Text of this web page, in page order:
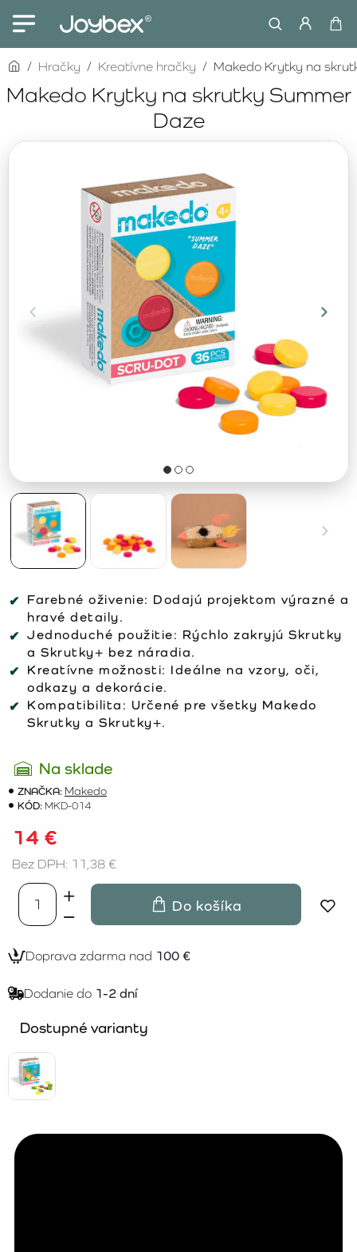
Makedo Krytky na skrutky Summer
Daze
homeHračky Kreatívne hračky Makedo Krytky na
Farebné oživenie: Dodajú projektom výrazné a
hravé detaily.
Jednoduché použitie: Rýchlo zakryjú Skrutky
a Skrutky+ bez náradia.
Kreatívne možnosti: Ideálne na vzory, oči,
odkazy a dekorácie.
Kompatibilita: Určené pre všetky Makedo
Skrutky a Skrutky+.
Na sklade
ZNAČKA: Makedo
KÓD: MKD-014
14 €
Bez DPH: 11,38 €
Do košíka
Doprava zdarma nad 100 €
Dodanie do 1-2 dní
Dostupné varianty